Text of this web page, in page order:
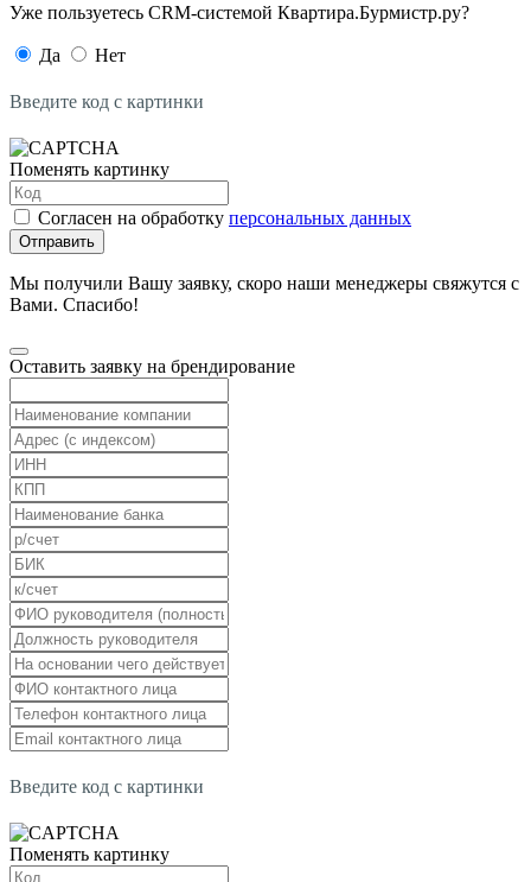
Уже пользуетесь CRM-системой Квартира.Бурмистр.ру?
Да Нет
Введите код с картинки
Поменять картинку
Согласен на обработку персональных данных
Отправить
Мы получили Вашу заявку, скоро наши менеджеры свяжутся с
Вами. Спасибо!
Оставить заявку на брендирование
Введите код с картинки
Поменять картинку